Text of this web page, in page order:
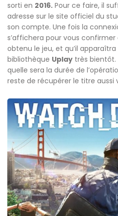
sorti en 2016. Pour ce faire, il
adresse sur le site officiel du
son compte. Une fois la
s’affichera pour vous
obtenu le jeu, et qu’il
bibliothèque Uplay très bientôt.
quelle sera la durée de
reste de récupérer le titre aussi